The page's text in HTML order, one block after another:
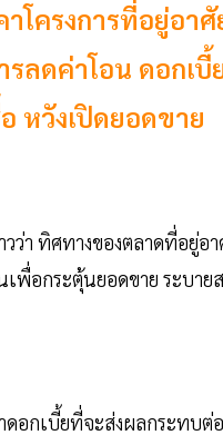
โครงการที่อยู่อา
ลดค่าโอน ดอกเบี้
หวังเปิดยอดขาย
วว่า ทิศทางของตลาดที่อยู่อ
พื่อกระตุ้นยอดขาย ระบาย
ดอกเบี้ยที่จะส่งผลกระทบต่อ